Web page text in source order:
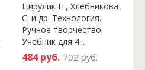
Цирулик Н., Хлебникова
С. и др. Технология.
Ручное творчество.
Учебник для 4...
484 руб. 702 руб.